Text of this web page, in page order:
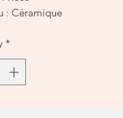
: Céramique
*